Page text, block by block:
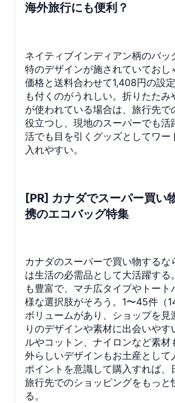
海外旅行にも便利？
ネイティブインディアン柄のバッ
特のデザインが施されていておし
価格と送料合わせて1,408円の設
も付くのがうれしい。折りたたみ
が使われている場合は、旅行先で
役立つし、現地のスーパーでも活
活でも目を引くグッズとしてワー
入れやすい。
[PR] カナダでスーパー買い
携のエコバッグ特集
カナダのスーパーで買い物するな
は生活の必需品として大活躍する
も豊富で、マチ広タイプやトート
様な選択肢がそろう。1〜45件（
ボリュームがあり、ショップを見
りのデザインや素材に出会いやす
ルやコットン、ナイロンなど素材
外らしいデザインもお土産として
ポイントを意識して購入すれば、
旅行先でのショッピングをもっと
る。